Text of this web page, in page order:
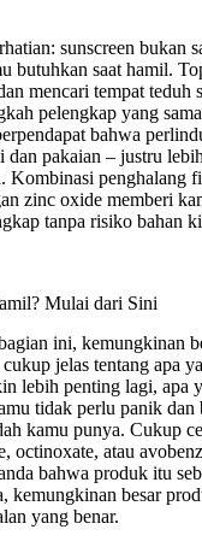
sunscreen bukan
butuhkan saat hamil.
mencari tempat teduh
pelengkap yang
bahwa
dan pakaian – justru
Kombinasi penghalang
zinc oxide memberi
tanpa risiko bahan
Mulai dari Sini
ini, kemungkinan
jelas tentang apa
lebih penting lagi, apa
tidak perlu panik dan
kamu punya. Cukup
octinoxate, atau
bahwa produk itu
kemungkinan besar
yang benar.